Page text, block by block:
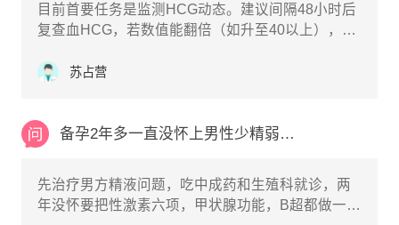
目前首要任务是监测HCG动态。建议间隔48小时后
复查血HCG，若数值能翻倍（如升至40以上），则
率是药物代谢完毕。
苏占营
备孕2年多一直没怀上男性少精弱精症比较严重女
先治疗男方精液问题，吃中成药和生殖科就诊，两
年没怀要把性激素六项，甲状腺功能，B超都做一